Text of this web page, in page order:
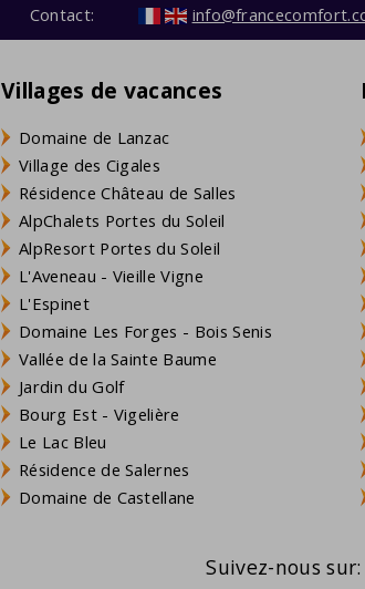
Contact:
Villages de vacances
Domaine de Lanzac
Village des Cigales
Résidence Château de Salles
AlpChalets Portes du Soleil
AlpResort Portes du Soleil
L'Aveneau - Vieille Vigne
L'Espinet
Domaine Les Forges - Bois Senis
Vallée de la Sainte Baume
Jardin du Golf
Bourg Est - Vigelière
Le Lac Bleu
Résidence de Salernes
Domaine de Castellane
Suivez-nous sur: